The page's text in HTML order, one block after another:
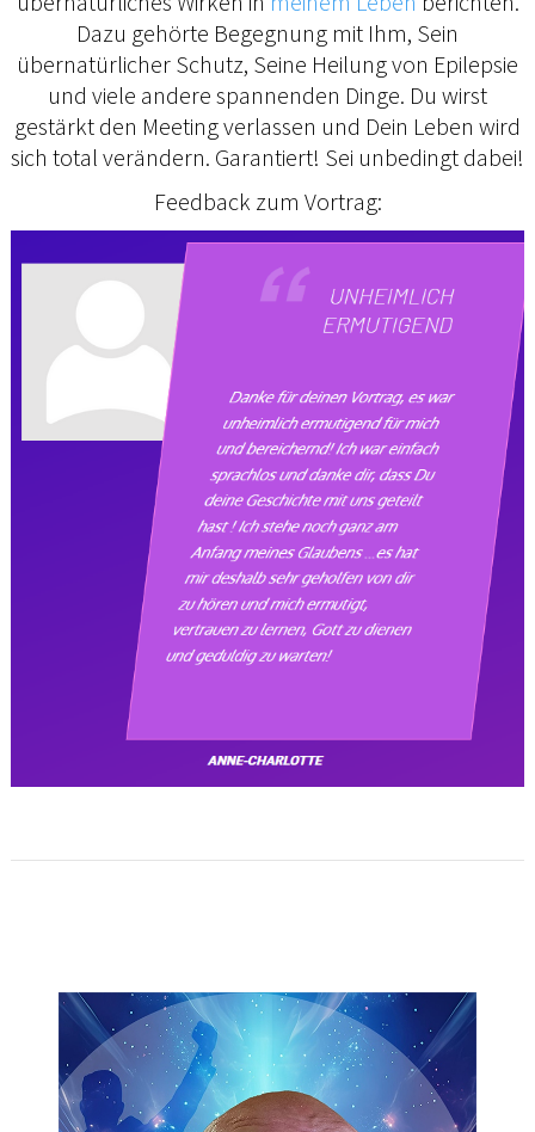
Dazu gehörte Begegnung mit Ihm, Sein
übernatürlicher Schutz, Seine Heilung von Epilepsie
und viele andere spannenden Dinge. Du wirst
gestärkt den Meeting verlassen und Dein Leben wird
sich total verändern. Garantiert! Sei unbedingt dabei!
Feedback zum Vortrag: